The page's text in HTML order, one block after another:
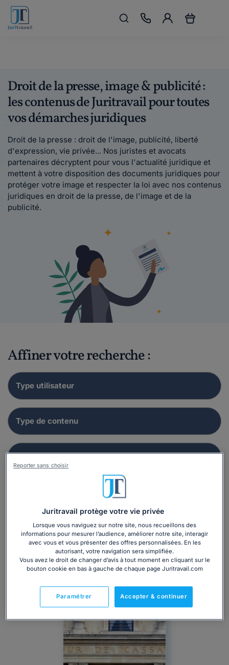
Droit de la presse, image & publicité :
les contenus de Juritravail pour toutes
vos démarches juridiques
Droit de la presse : droit de l'image, publicité, liberté
d'expression, vie privée... Nos juristes et avocats
partenaires décryptent pour vous l'actualité juridique et
mettent à votre disposition des documents juridiques pour
protéger votre image et respecter la loi avec nos contenus
juridiques en droit de la presse, de l'image et de la
publicité.
Affiner votre recherche :
Juritravail protège votre vie privée
Lorsque vous naviguez sur notre site, nous recueillons des
informations pour mesurer l’audience, améliorer notre site, interagir
avec vous et vous présenter des offres personnalisées. En les
autorisant, votre navigation sera simplifiée.
Vous avez le droit de changer d’avis à tout moment en cliquant sur le
bouton cookie en bas à gauche de chaque page Juritravail.com
Accepter & continuer
Paramétrer
Reporter sans choisir